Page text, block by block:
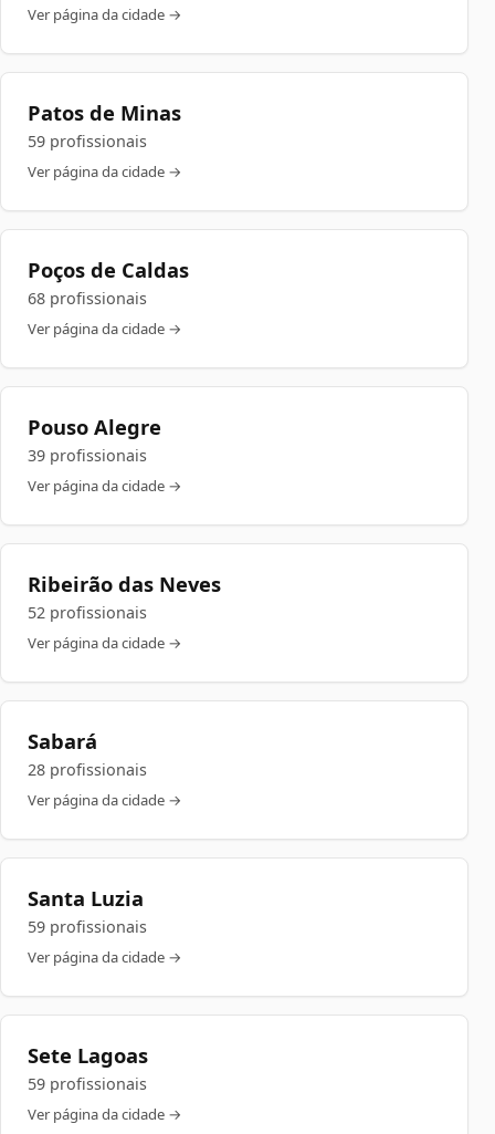
Ver página da cidade →
Patos de Minas
59 profissionais
Ver página da cidade →
Poços de Caldas
68 profissionais
Ver página da cidade →
Pouso Alegre
39 profissionais
Ver página da cidade →
Ribeirão das Neves
52 profissionais
Ver página da cidade →
Sabará
28 profissionais
Ver página da cidade →
Santa Luzia
59 profissionais
Ver página da cidade →
Sete Lagoas
59 profissionais
Ver página da cidade →